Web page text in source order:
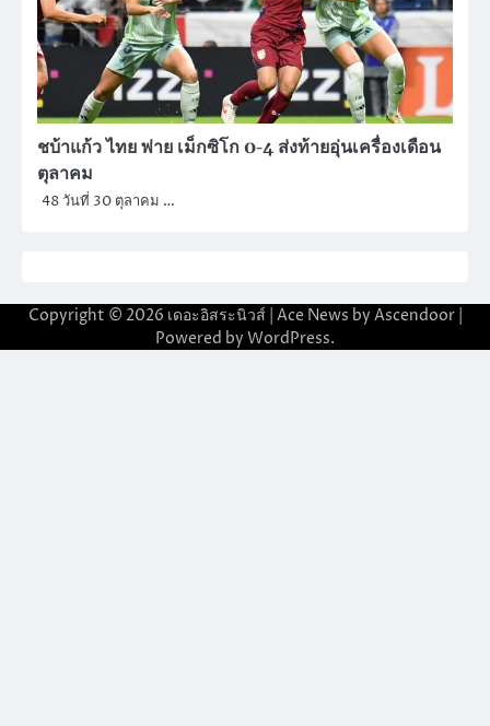
ชบ้าแก้ว ไทย พ่าย เม็กซิโก 0-4 ส่งท้ายอุ่นเครื่องเดือน
ตุลาคม
48 วันที่ 30 ตุลาคม …
Copyright © 2026 เดอะอิสระนิวส์ | Ace News by Ascendoor|
Powered by WordPress.